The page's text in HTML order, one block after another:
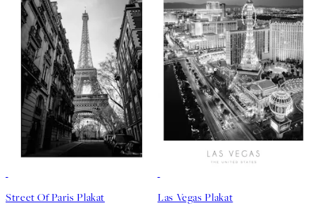
Street Of Paris Plakat Las Vegas Plakat